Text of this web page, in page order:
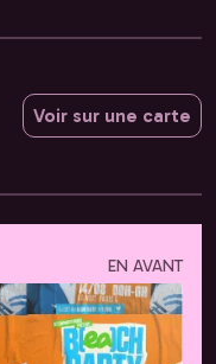
Voir sur une carte
EN AVANT